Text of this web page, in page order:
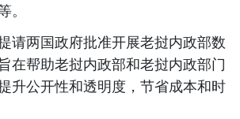
。
请两国政府批准开展老挝内政部数
在帮助老挝内政部和老挝内政部门
升公开性和透明度，节省成本和时